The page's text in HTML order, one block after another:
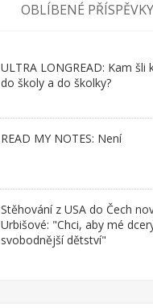
OBLÍBENÉ PŘÍSPĚVKY
ULTRA LONGREAD: Kam šli
do školy a do školky?
READ MY NOTES: Není
Stěhování z USA do Čech
Urbišové: "Chci, aby mé
svobodnější dětství"